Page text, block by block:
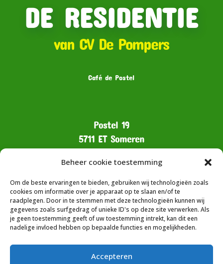
Beheer cookie toestemming
Om de beste ervaringen te bieden, gebruiken wij technologieën zoals
cookies om informatie over je apparaat op te slaan en/of te
raadplegen. Door in te stemmen met deze technologieën kunnen wij
gegevens zoals surfgedrag of unieke ID's op deze site verwerken. Als
je geen toestemming geeft of uw toestemming intrekt, kan dit een
nadelige invloed hebben op bepaalde functies en mogelijkheden.
Accepteren
DE RESIDENTIE
van CV De Pompers
Café de Postel
Postel 19
5711 ET Someren
info@depostel.nl
Het postadres is:
CV De Pompers
t.a.v. Jasmijn Hendriks
Kerkstraat 21
5711 GT Someren